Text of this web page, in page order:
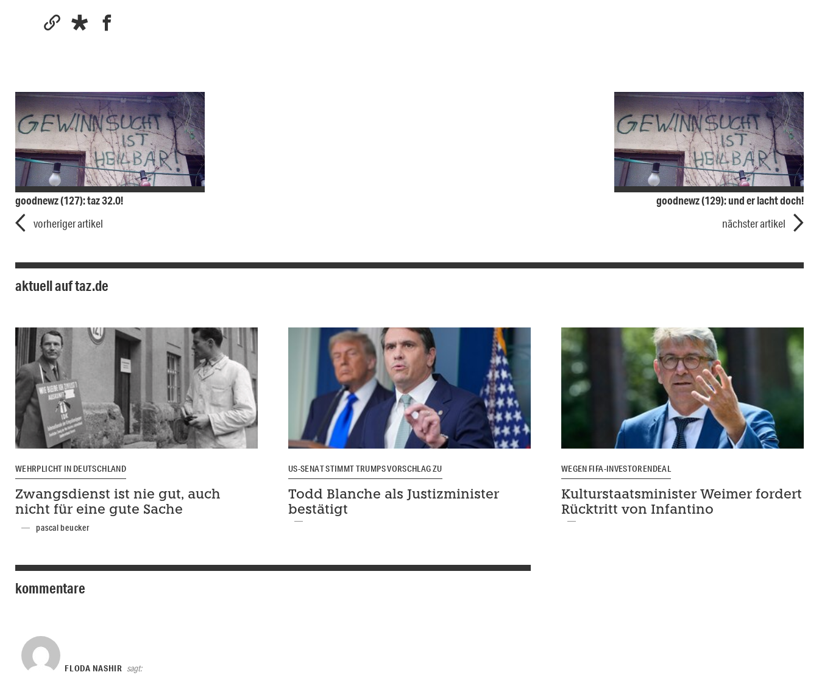
goodnewz (127): taz 32.0!
vorheriger artikel
goodnewz (129): und er lacht doch!
nächster artikel
aktuell auf taz.de
WEHRPLICHT IN DEUTSCHLAND
Zwangsdienst ist nie gut, auch
nicht für eine gute Sache
pascal beucker
US-SENAT STIMMT TRUMPS VORSCHLAG ZU
Todd Blanche als Justizminister
bestätigt
WEGEN FIFA-INVESTORENDEAL
Kulturstaatsminister Weimer fordert
Rücktritt von Infantino
kommentare
FLODA NASHIR sagt: